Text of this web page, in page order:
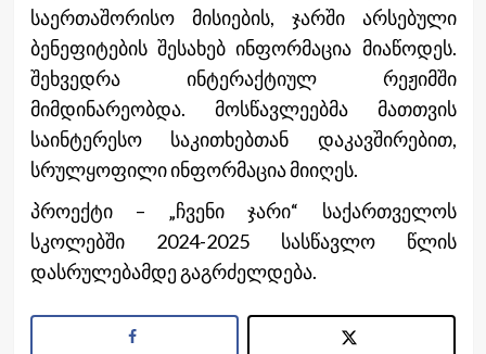
საერთაშორისო მისიების, ჯარში არსებული
ბენეფიტების შესახებ ინფორმაცია მიაწოდეს.
შეხვედრა ინტერაქტიულ რეჟიმში
მიმდინარეობდა. მოსწავლეებმა მათთვის
საინტერესო საკითხებთან დაკავშირებით,
სრულყოფილი ინფორმაცია მიიღეს.
პროექტი – „ჩვენი ჯარი“ საქართველოს
სკოლებში 2024-2025 სასწავლო წლის
დასრულებამდე გაგრძელდება.